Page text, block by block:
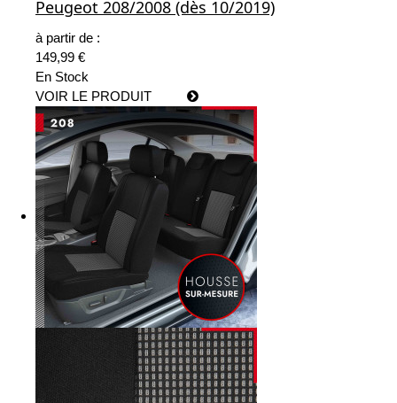
Peugeot 208/2008 (dès 10/2019)
à partir de :
149,99 €
En Stock
VOIR LE PRODUIT